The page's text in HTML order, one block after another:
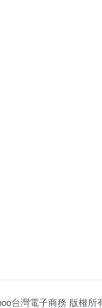
台灣電子商務 版權